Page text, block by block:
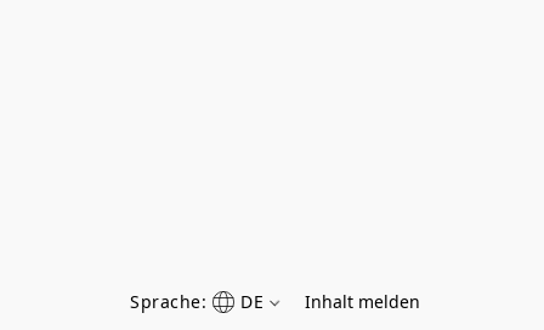
Sprache: DE Inhalt melden